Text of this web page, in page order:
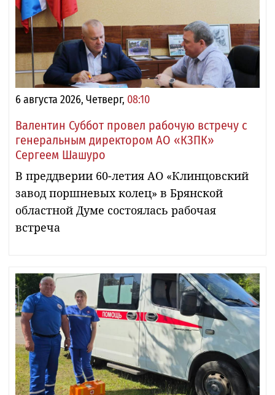
6 августа 2026, Четверг, 08:10
Валентин Суббот провел рабочую встречу с
генеральным директором АО «КЗПК»
Сергеем Шашуро
В преддверии 60-летия АО «Клинцовский
завод поршневых колец» в Брянской
областной Думе состоялась рабочая
встреча